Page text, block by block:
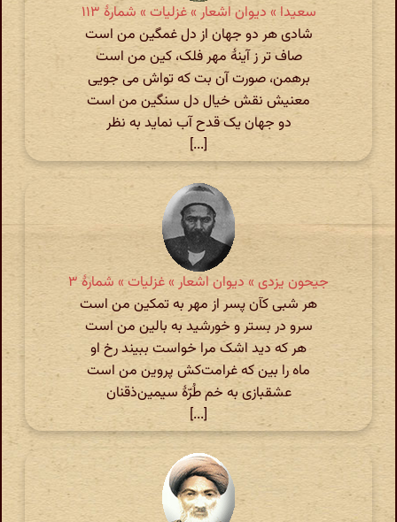
سعیدا » دیوان اشعار » غزلیات » شمارهٔ ۱۱۳
شادی هر دو جهان از دل غمگین من است
صاف تر ز آینهٔ مهر فلک، کین من است
برهمن، صورت آن بت که تواش می جویی
معنیش نقش خیال دل سنگین من است
دو جهان یک قدح آب نماید به نظر
[...]
جیحون یزدی » دیوان اشعار » غزلیات » شمارهٔ ۳
هر شبی کآن پسر از مهر به تمکین من است
سرو در بستر و خورشید به بالین من است
هر که دید اشک مرا خواست ببیند رخ او
ماه را بین که غرامت‌کش پروین من است
عشقبازی به خم طُرّهٔ سیمین‌ذقنان
[...]